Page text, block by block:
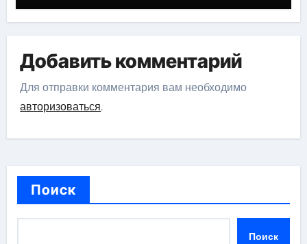
Добавить комментарий
Для отправки комментария вам необходимо
авторизоваться.
Поиск
Поиск